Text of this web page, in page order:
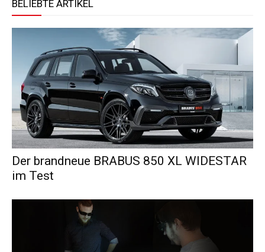
BELIEBTE ARTIKEL
Der brandneue BRABUS 850 XL WIDESTAR
im Test